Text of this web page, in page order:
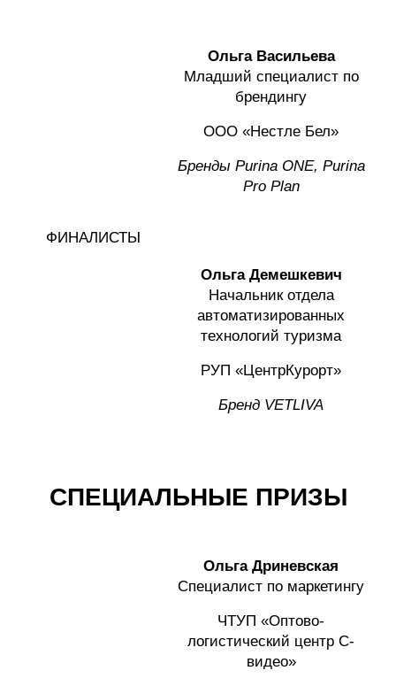
ФИНАЛИСТЫ
Ольга Васильева
Младший специалист по
брендингу
ООО «Нестле Бел»
Бренды Purina ONE, Purina
Pro Plan
Ольга Демешкевич
Начальник отдела
автоматизированных
технологий туризма
РУП «ЦентрКурорт»
Бренд VETLIVA
СПЕЦИАЛЬНЫЕ ПРИЗЫ
Ольга Дриневская
Специалист по маркетингу
ЧТУП «Оптово-
логистический центр С-
видео»